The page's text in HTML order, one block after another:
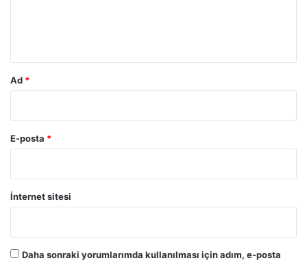
Ad *
E-posta *
İnternet sitesi
Daha sonraki yorumlarımda kullanılması için adım, e-posta